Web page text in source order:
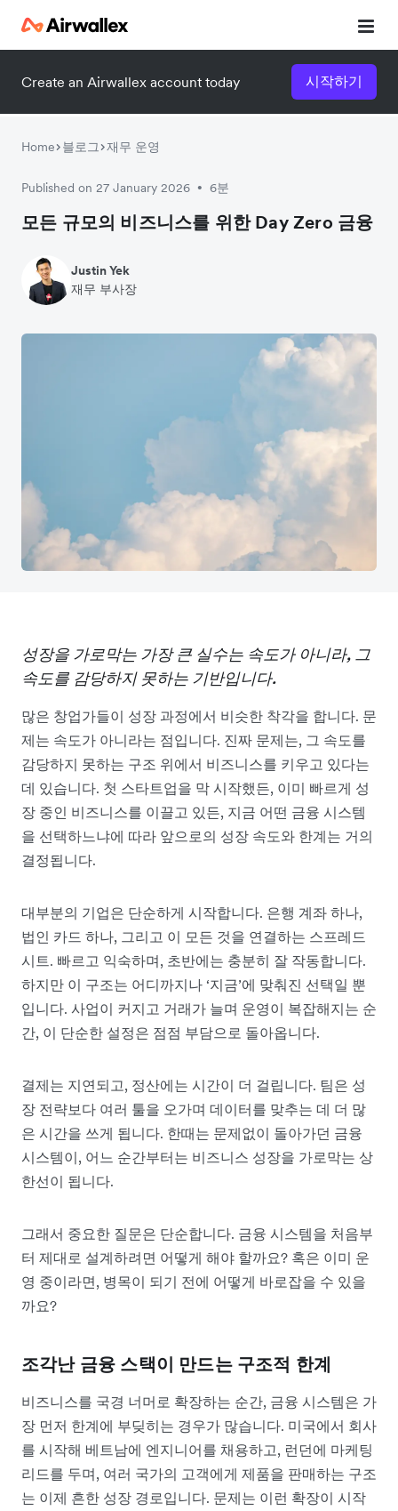
Create an Airwallex account today 시작하기
Home 블로그 재무 운영
Published on 27 January 2026 • 6분
모든 규모의 비즈니스를 위한 Day Zero 금융
Justin Yek
재무 부사장
성장을 가로막는 가장 큰 실수는 속도가 아니라, 그
속도를 감당하지 못하는 기반입니다.
많은 창업가들이 성장 과정에서 비슷한 착각을 합니다. 문
제는 속도가 아니라는 점입니다. 진짜 문제는, 그 속도를
감당하지 못하는 구조 위에서 비즈니스를 키우고 있다는
데 있습니다. 첫 스타트업을 막 시작했든, 이미 빠르게 성
장 중인 비즈니스를 이끌고 있든, 지금 어떤 금융 시스템
을 선택하느냐에 따라 앞으로의 성장 속도와 한계는 거의
결정됩니다.
대부분의 기업은 단순하게 시작합니다. 은행 계좌 하나,
법인 카드 하나, 그리고 이 모든 것을 연결하는 스프레드
시트. 빠르고 익숙하며, 초반에는 충분히 잘 작동합니다.
하지만 이 구조는 어디까지나 ‘지금’에 맞춰진 선택일 뿐
입니다. 사업이 커지고 거래가 늘며 운영이 복잡해지는 순
간, 이 단순한 설정은 점점 부담으로 돌아옵니다.
결제는 지연되고, 정산에는 시간이 더 걸립니다. 팀은 성
장 전략보다 여러 툴을 오가며 데이터를 맞추는 데 더 많
은 시간을 쓰게 됩니다. 한때는 문제없이 돌아가던 금융
시스템이, 어느 순간부터는 비즈니스 성장을 가로막는 상
한선이 됩니다.
그래서 중요한 질문은 단순합니다. 금융 시스템을 처음부
터 제대로 설계하려면 어떻게 해야 할까요? 혹은 이미 운
영 중이라면, 병목이 되기 전에 어떻게 바로잡을 수 있을
까요?
조각난 금융 스택이 만드는 구조적 한계
비즈니스를 국경 너머로 확장하는 순간, 금융 시스템은 가
장 먼저 한계에 부딪히는 경우가 많습니다. 미국에서 회사
를 시작해 베트남에 엔지니어를 채용하고, 런던에 마케팅
리드를 두며, 여러 국가의 고객에게 제품을 판매하는 구조
는 이제 흔한 성장 경로입니다. 문제는 이런 확장이 시작